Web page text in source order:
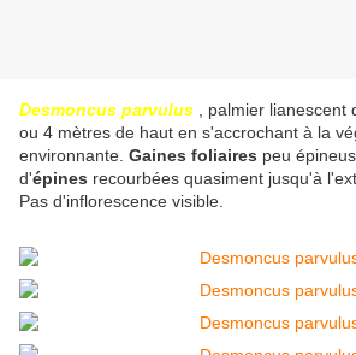
Desmoncus parvulus , palmier lianescent
ou 4 mètres de haut en s'accrochant à la
environnante. Gaines foliaires peu
d'épines recourbées quasiment jusqu'à
Pas d'inflorescence visible.